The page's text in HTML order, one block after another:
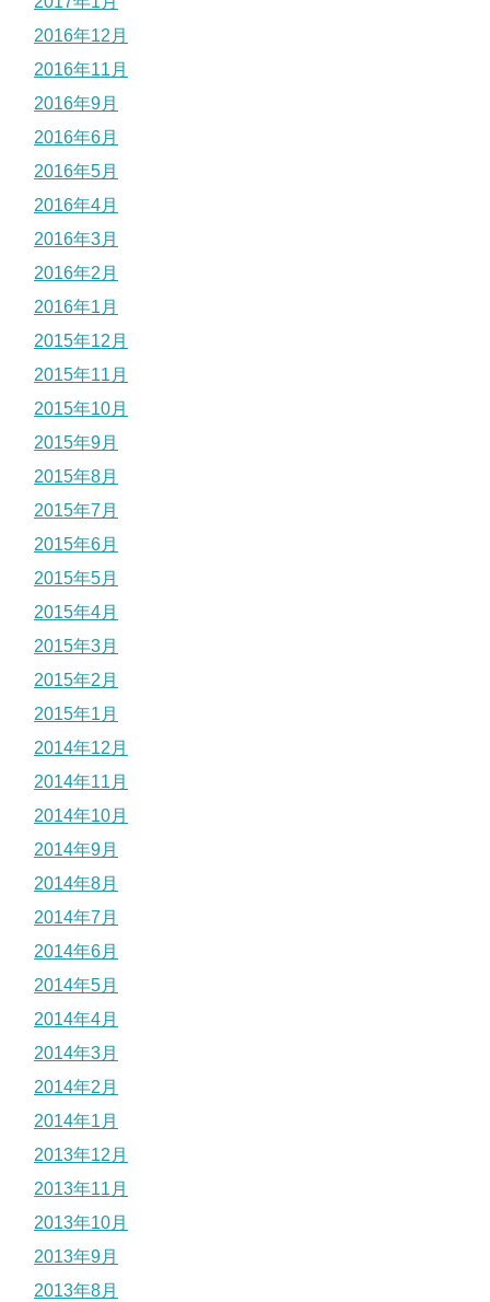
2016年12月
2016年11月
2016年9月
2016年6月
2016年5月
2016年4月
2016年3月
2016年2月
2016年1月
2015年12月
2015年11月
2015年10月
2015年9月
2015年8月
2015年7月
2015年6月
2015年5月
2015年4月
2015年3月
2015年2月
2015年1月
2014年12月
2014年11月
2014年10月
2014年9月
2014年8月
2014年7月
2014年6月
2014年5月
2014年4月
2014年3月
2014年2月
2014年1月
2013年12月
2013年11月
2013年10月
2013年9月
2013年8月